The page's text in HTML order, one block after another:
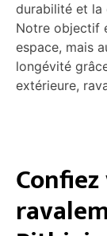
durabilité et la
Notre objectif
espace, mais
longévité
extérieure,